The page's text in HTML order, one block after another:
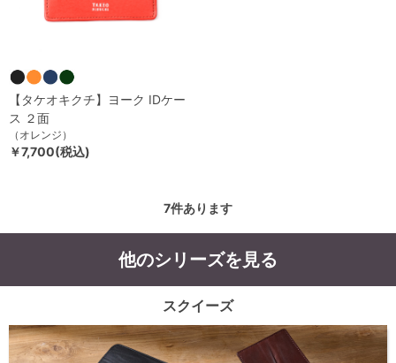
【タケオキクチ】ヨーク IDケー
ス ２面
（オレンジ）
￥7,700(税込)
7件あります
他のシリーズを見る
スクイーズ